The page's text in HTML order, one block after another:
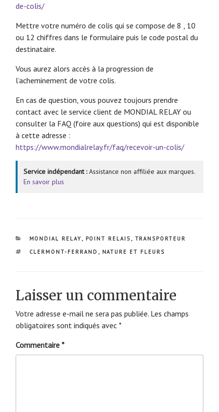
de-colis/
Mettre votre numéro de colis qui se compose de 8 , 10
ou 12 chiffres dans le formulaire puis le code postal du
destinataire.
Vous aurez alors accès à la progression de
l’acheminement de votre colis.
En cas de question, vous pouvez toujours prendre
contact avec le service client de MONDIAL RELAY ou
consulter la FAQ (foire aux questions) qui est disponible
à cette adresse :
https://www.mondialrelay.fr/faq/recevoir-un-colis/
Service indépendant :Assistance non affiliée aux marques.
En savoir plus
CATÉGORIES
MONDIAL RELAY , POINT RELAIS , TRANSPORTEUR
ÉTIQUETTES
CLERMONT-FERRAND , NATURE ET FLEURS
Laisser un commentaire
Votre adresse e-mail ne sera pas publiée. Les champs
obligatoires sont indiqués avec *
Commentaire *